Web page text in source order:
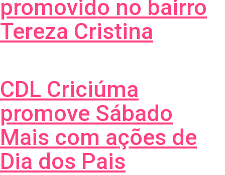
promovido no bairro
Tereza Cristina
CDL Criciúma
promove Sábado
Mais com ações de
Dia dos Pais